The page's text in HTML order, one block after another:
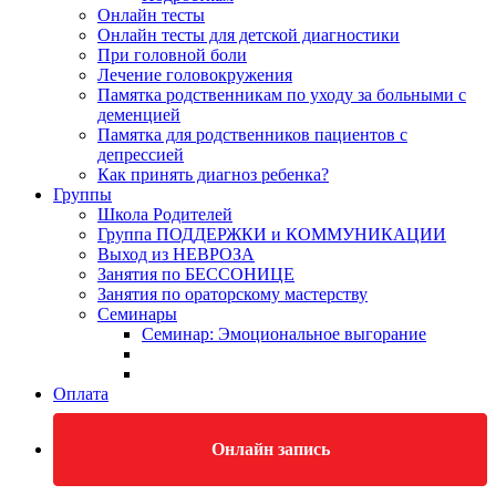
Онлайн тесты
Онлайн тесты для детской диагностики
При головной боли
Лечение головокружения
Памятка родственникам по уходу за больными с
деменцией
Памятка для родственников пациентов с
депрессией
Как принять диагноз ребенка?
Группы
Школа Родителей
Группа ПОДДЕРЖКИ и КОММУНИКАЦИИ
Выход из НЕВРОЗА
Занятия по БЕССОНИЦЕ
Занятия по ораторскому мастерству
Семинары
Семинар: Эмоциональное выгорание
Оплата
Онлайн запись